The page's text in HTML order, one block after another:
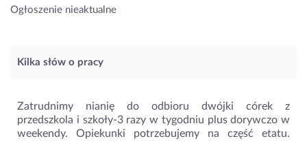
Ogłoszenie nieaktualne
Kilka słów o pracy
Zatrudnimy nianię do odbioru dwójki córek z
przedszkola i szkoły-3 razy w tygodniu plus dorywczo w
weekendy. Opiekunki potrzebujemy na część etatu.